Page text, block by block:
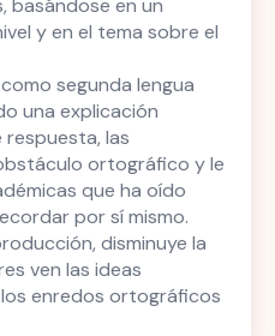
basándose en un
y en el tema sobre el
segunda lengua
una explicación
las
ortográfico y le
que ha oído
por sí mismo.
disminuye la
ven las ideas
enredos ortográficos